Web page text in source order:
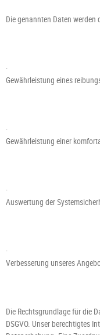
Die genannten Daten
·
Gewährleistung eines
·
Gewährleistung einer
·
Auswertung der
·
Verbesserung unseres
Die Rechtsgrundlage für die
DSGVO. Unser berechtigtes